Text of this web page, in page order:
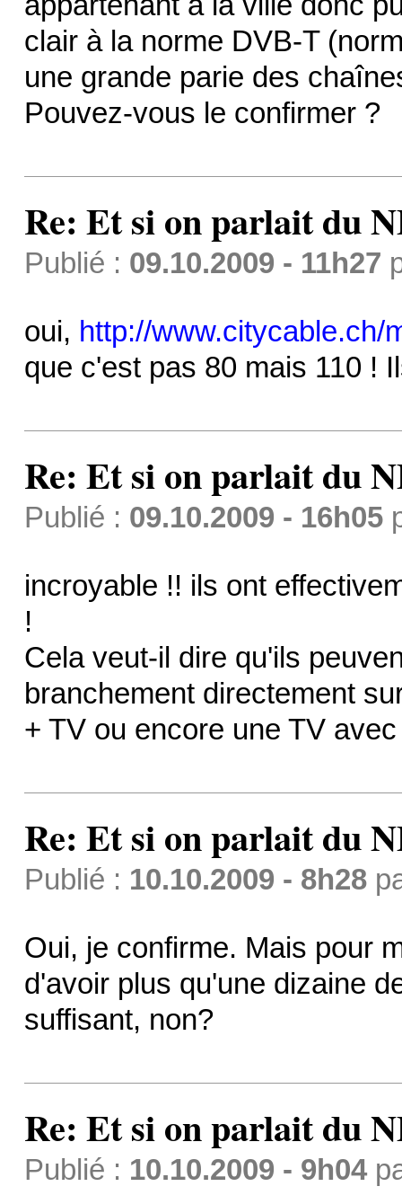
clair à la norme DVB-T
une grande parie des
Pouvez-vous le confirmer ?
Re: Et si on parlait du
Publié : 09.10.2009 - 11h27
oui, http://www.citycable.ch/
que c'est pas 80 mais 110 !
Re: Et si on parlait du
Publié : 09.10.2009 - 16h05
incroyable !! ils ont
!
Cela veut-il dire qu'ils
branchement directement
+ TV ou encore une TV
Re: Et si on parlait du
Publié : 10.10.2009 - 8h28
Oui, je confirme. Mais pour
d'avoir plus qu'une dizaine
suffisant, non?
Re: Et si on parlait du
Publié : 10.10.2009 - 9h04